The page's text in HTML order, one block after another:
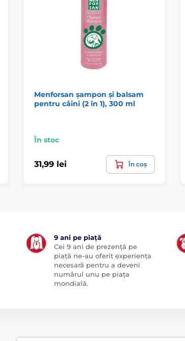
Menforsan șampon și balsam
pentru câini (2 în 1), 300 ml
În stoc
31,99 lei În coș
9 ani pe piață
Cei 9 ani de prezență pe
piață ne-au oferit experiența
necesară pentru a deveni
numărul unu pe piața
mondială.